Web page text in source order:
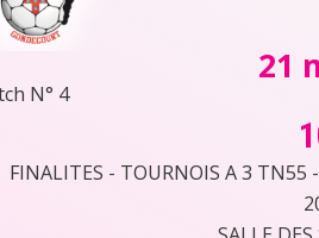
21
N° 4
FINALITES - TOURNOIS A 3